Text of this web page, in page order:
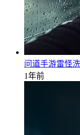
问道手游雷怪
1年前